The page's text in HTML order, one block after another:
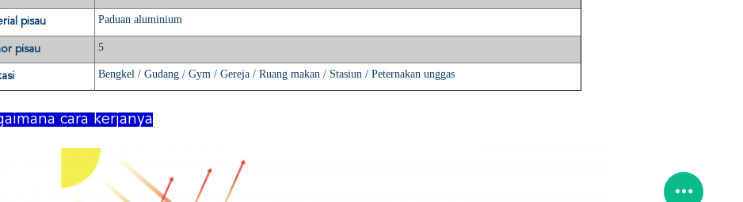
pisau Paduan aluminium
pisau 5
Bengkel / Gudang / Gym / Gereja / Ruang makan / Stasiun / Peternakan unggas
cara kerjanya